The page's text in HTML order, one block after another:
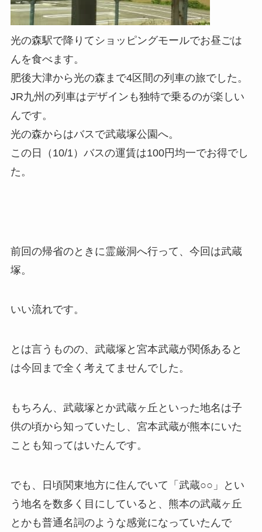
光の森駅で降りてショッピングモールでお昼ごは
んを食べます。
肥後大津から光の森まで4区間の列車の旅でした。
JR九州の列車はデザインも独特で乗るのが楽しい
んです。
光の森からはバスで武蔵塚公園へ。
この日（10/1）バスの運賃は100円均一でお得でし
た。
前回の帰省のときに霊厳洞へ行って、今回は武蔵
塚。
いい流れです。
とは言うものの、武蔵塚と宮本武蔵が関係あると
は今回まで全く考えてませんでした。
もちろん、武蔵塚とか武蔵ヶ丘といった地名は子
供の頃から知っていたし、宮本武蔵が熊本にいた
ことも知ってはいたんです。
でも、日頃関東地方に住んでいて「武蔵○○」とい
う地名を数多く目にしていると、熊本の武蔵ヶ丘
とかも普通名詞のような感覚になっていたんで